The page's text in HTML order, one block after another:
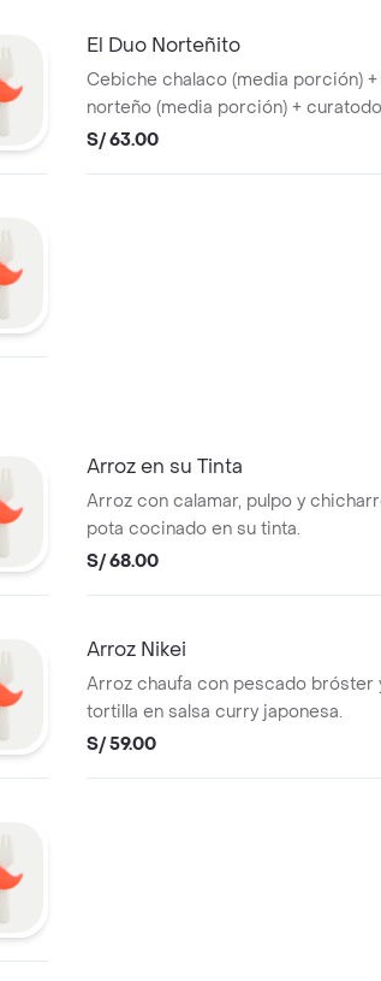
El Duo Norteñito
Cebiche chalaco (media porción)
norteño (media porción) + curatodo
S/ 63.00
Arroz en su Tinta
Arroz con calamar, pulpo y
pota cocinado en su tinta.
S/ 68.00
Arroz Nikei
Arroz chaufa con pescado bróster
tortilla en salsa curry japonesa.
S/ 59.00